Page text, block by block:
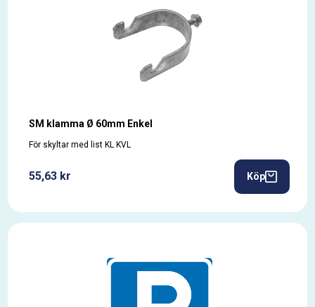
SM klamma Ø 60mm Enkel
För skyltar med list KL KVL
55,63 kr Köp